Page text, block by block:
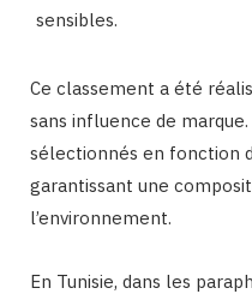
sensibles.
Ce classement a été
sans influence de
sélectionnés en fonction
garantissant une
l’environnement.
En Tunisie, dans les